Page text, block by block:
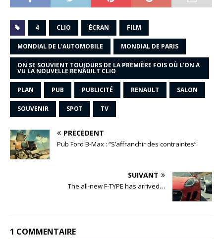
4 CLIO ÉCRAN FILM
MONDIAL DE L'AUTOMOBILE MONDIAL DE PARIS
ON SE SOUVIENT TOUJOURS DE LA PREMIÈRE FOIS OÙ L'ON A
VU LA NOUVELLE RENAUILT CLIO
PLAN PUB PUBLICITÉ RENAULT SALON
SOUVENIR SPOT TV
PRÉCÉDENT
Pub Ford B-Max : “S’affranchir des contraintes”
SUIVANT
The all-new F-TYPE has arrived…
1 COMMENTAIRE